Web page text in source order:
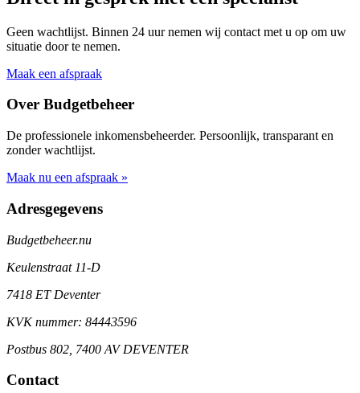
Geen wachtlijst. Binnen 24 uur nemen wij contact met u op om uw
situatie door te nemen.
Maak een afspraak
Over Budgetbeheer
De professionele inkomensbeheerder. Persoonlijk, transparant en
zonder wachtlijst.
Maak nu een afspraak »
Adresgegevens
Budgetbeheer.nu
Keulenstraat 11-D
7418 ET Deventer
KVK nummer: 84443596
Postbus 802, 7400 AV DEVENTER
Contact